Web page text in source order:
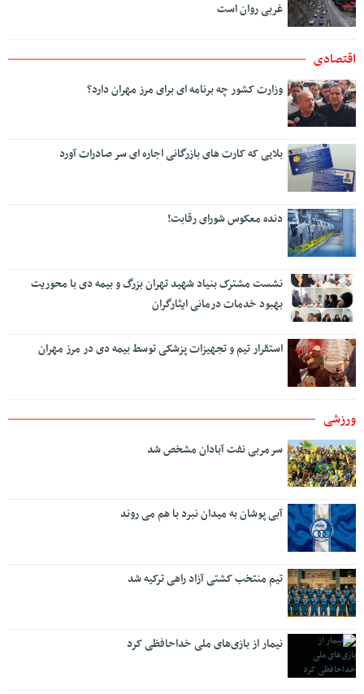
غربی روان است
اقتصادی
وزارت کشور چه برنامه ای برای مرز مهران دارد؟
بلایی که کارت های بازرگانی اجاره ای سر صادرات آورد
دنده معکوس شورای رقابت!
نشست مشترک بنیاد شهید تهران بزرگ و بیمه دی با محوریت
بهبود خدمات درمانی ایثارگران
استقرار تیم و تجهیزات پزشکی توسط بیمه دی در مرز مهران
ورزشی
سرمربی نفت آبادان مشخص شد
آبی پوشان به میدان نبرد با هم می روند
تیم منتخب کشتی آزاد راهی ترکیه شد
نیمار از بازی‌های ملی خداحافظی کرد